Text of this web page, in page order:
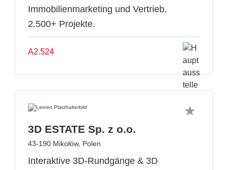
Immobilienmarketing und Vertrieb.
2.500+ Projekte.
A2.524
3D ESTATE Sp. z o.o.
43-190 Mikołów, Polen
Interaktive 3D-Rundgänge & 3D